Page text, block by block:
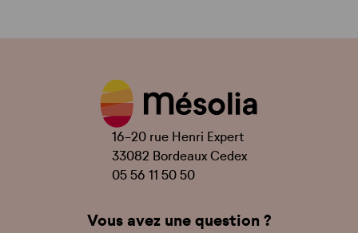
16-20 rue Henri Expert
33082 Bordeaux Cedex
05 56 11 50 50
Vous avez une question ?